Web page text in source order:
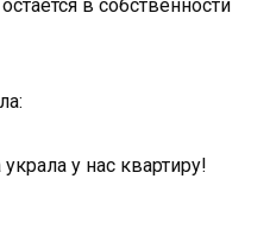
в собственности
у нас квартиру!